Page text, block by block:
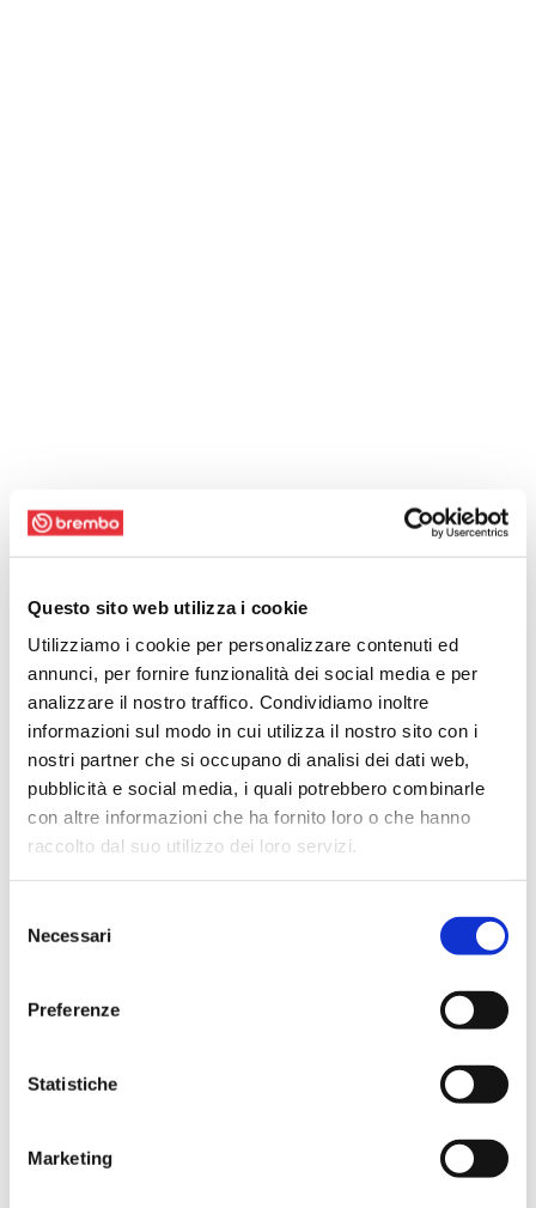
Questo sito web utilizza i cookie
Utilizziamo i cookie per personalizzare contenuti ed
annunci, per fornire funzionalità dei social media e per
analizzare il nostro traffico. Condividiamo inoltre
informazioni sul modo in cui utilizza il nostro sito con i
nostri partner che si occupano di analisi dei dati web,
pubblicità e social media, i quali potrebbero combinarle
con altre informazioni che ha fornito loro o che hanno
raccolto dal suo utilizzo dei loro servizi.
delNecessari
Preferenze
Statistiche
Marketing